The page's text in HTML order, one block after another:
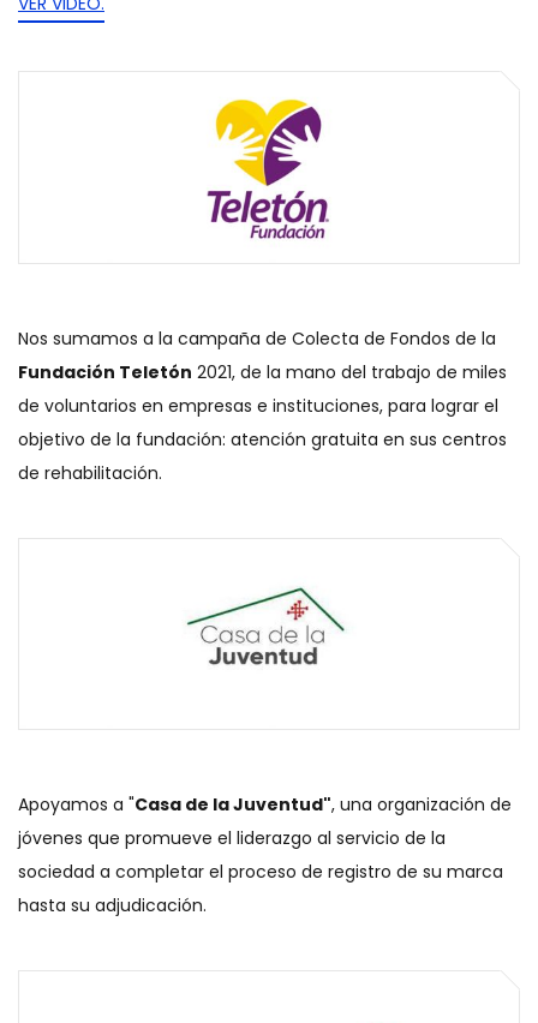
Nos sumamos a la campaña de Colecta de Fondos de la
Fundación Teletón 2021, de la mano del trabajo de miles
de voluntarios en empresas e instituciones, para lograr el
objetivo de la fundación: atención gratuita en sus centros
de rehabilitación.
Apoyamos a "Casa de la Juventud", una organización de
jóvenes que promueve el liderazgo al servicio de la
sociedad a completar el proceso de registro de su marca
hasta su adjudicación.